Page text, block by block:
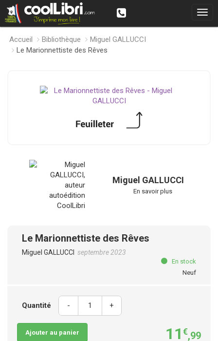
Accueil Bibliothèque
Miguel GALLUCCI
Le Marionnettiste des Rêves
Miguel GALLUCCI
En savoir plus
Le Marionnettiste des Rêves
Miguel GALLUCCI septembre 2023
En stock
Neuf
Quantité - +
Ajouter au panier 11 €,99